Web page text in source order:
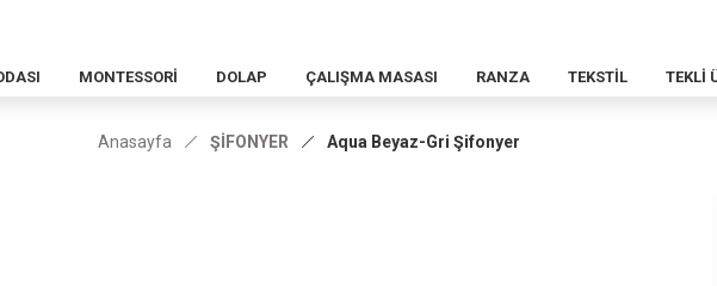
MONTESSORİ DOLAP ÇALIŞMA MASASI RANZA TEKSTİL TEKLİ
Anasayfa ŞİFONYER Aqua Beyaz-Gri Şifonyer